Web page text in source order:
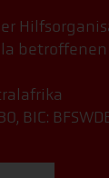
betroffenen
BIC: